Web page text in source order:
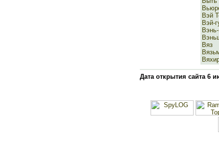
Вэй
Вэй-
Вяз
Дата открытия сайта 6